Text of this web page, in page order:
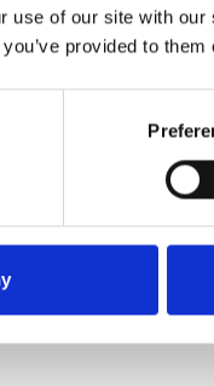
use of our site with
provided to